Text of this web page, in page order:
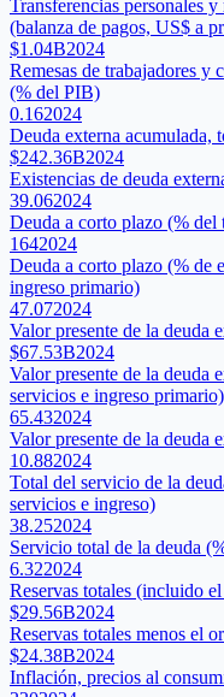
Transferencias personales
(balanza de pagos, US$ a
$1.04B2024
Remesas de trabajadores y
(% del PIB)
0.162024
Deuda externa acumulada,
$242.36B2024
Existencias de deuda
39.062024
Deuda a corto plazo (% del
1642024
Deuda a corto plazo (% de
ingreso primario)
47.072024
Valor presente de la deuda
$67.53B2024
Valor presente de la deuda
servicios e ingreso primario)
65.432024
Valor presente de la deuda
10.882024
Total del servicio de la
servicios e ingreso)
38.252024
Servicio total de la deuda
6.322024
Reservas totales (incluido
$29.56B2024
Reservas totales menos el
$24.38B2024
Inflación, precios al